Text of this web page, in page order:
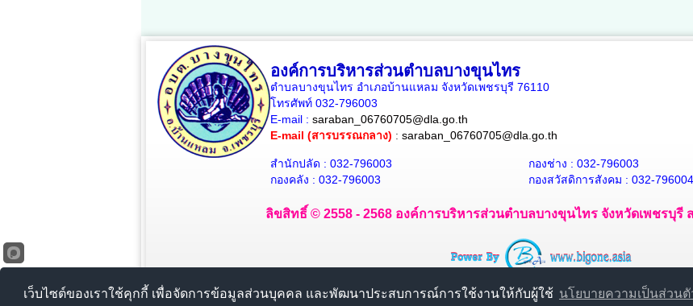
องค์การบริหารส่วนตำบลบางขุนไทร
ตำบลบางขุนไทร อำเภอบ้านแหลม จังหวัดเพชรบุรี 76110
โทรศัพท์ 032-796003
E-mail : saraban_06760705@dla.go.th
E-mail (สารบรรณกลาง) : saraban_06760705@dla.go.th
สำนักปลัด : 032-796003
กองคลัง : 032-796003
กองช่าง : 032-796003
กองสวัสดิการสังคม : 032-796004
ลิขสิทธิ์ © 2558 - 2568 องค์การบริหารส่วนตำบลบางขุนไทร จังหวัดเพชรบุรี
เว็บไซต์ของเราใช้คุกกี้ เพื่อจัดการข้อมูลส่วนบุคคล และพัฒนาประสบการณ์การใช้งานให้กับผู้ใช้ นโยบายความเป็นส่วนตั